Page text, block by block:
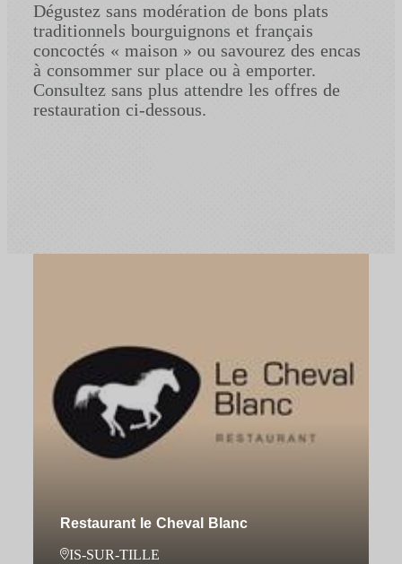
Dégustez sans modération de bons plats
traditionnels bourguignons et français
concoctés « maison » ou savourez des encas
à consommer sur place ou à emporter.
Consultez sans plus attendre les offres de
restauration ci-dessous.
Restaurant le Cheval Blanc
IS-SUR-TILLE